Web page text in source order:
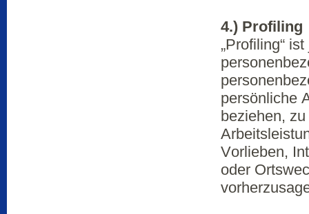
4.) Profiling
„Profiling“
persönliche
beziehen,
Vorlieben,
oder